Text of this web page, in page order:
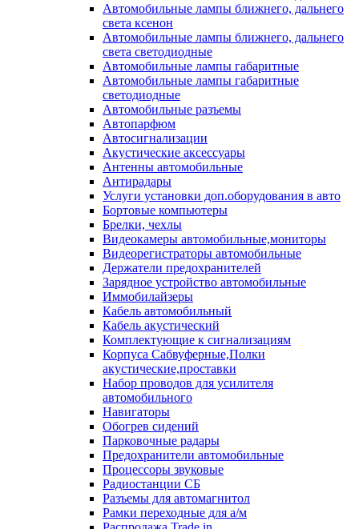
Автомобильные лампы ближнего, дальнего
света ксенон
Автомобильные лампы ближнего, дальнего
света светодиодные
Автомобильные лампы габаритные
Автомобильные лампы габаритные
светодиодные
Автомобильные разъемы
Автопарфюм
Автосигнализации
Акустические аксессуары
Антенны автомобильные
Антирадары
Услуги установки доп.оборудования в авто
Бортовые компьютеры
Брелки, чехлы
Видеокамеры автомобильные,мониторы
Видеорегистраторы автомобильные
Держатели предохранителей
Зарядное устройство автомобильные
Иммобилайзеры
Кабель автомобильный
Кабель акустический
Комплектующие к сигнализациям
Корпуса Сабвуферные,Полки
акустические,проставки
Набор проводов для усилителя
автомобильного
Навигаторы
Обогрев сидений
Парковочные радары
Предохранители автомобильные
Процессоры звуковые
Радиостанции СБ
Разъемы для автомагнитол
Рамки переходные для а/м